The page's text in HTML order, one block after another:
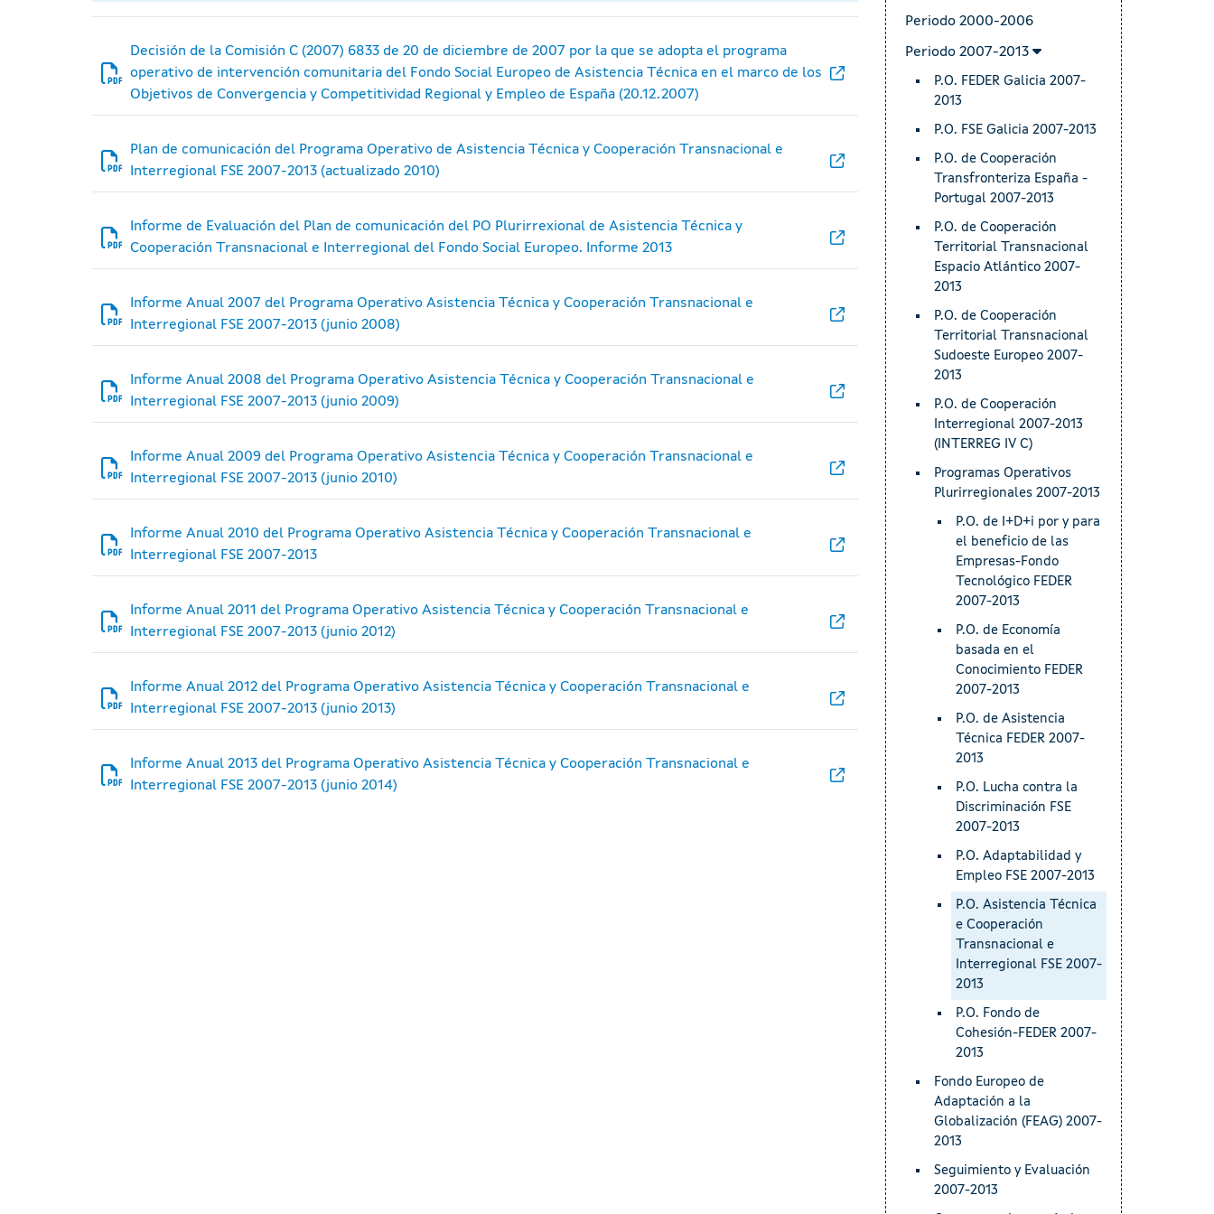
Decisión de la Comisión C (2007) 6833 de 20 de diciembre de 2007 por la que se adopta el programa
operativo de intervención comunitaria del Fondo Social Europeo de Asistencia Técnica en el marco de los
Objetivos de Convergencia y Competitividad Regional y Empleo de España (20.12.2007)
Plan de comunicación del Programa Operativo de Asistencia Técnica y Cooperación Transnacional e
Interregional FSE 2007-2013 (actualizado 2010)
Informe de Evaluación del Plan de comunicación del PO Plurirrexional de Asistencia Técnica y
Cooperación Transnacional e Interregional del Fondo Social Europeo. Informe 2013
Informe Anual 2007 del Programa Operativo Asistencia Técnica y Cooperación Transnacional e
Interregional FSE 2007-2013 (junio 2008)
Informe Anual 2008 del Programa Operativo Asistencia Técnica y Cooperación Transnacional e
Interregional FSE 2007-2013 (junio 2009)
Informe Anual 2009 del Programa Operativo Asistencia Técnica y Cooperación Transnacional e
Interregional FSE 2007-2013 (junio 2010)
Informe Anual 2010 del Programa Operativo Asistencia Técnica y Cooperación Transnacional e
Interregional FSE 2007-2013
Informe Anual 2011 del Programa Operativo Asistencia Técnica y Cooperación Transnacional e
Interregional FSE 2007-2013 (junio 2012)
Informe Anual 2012 del Programa Operativo Asistencia Técnica y Cooperación Transnacional e
Interregional FSE 2007-2013 (junio 2013)
Informe Anual 2013 del Programa Operativo Asistencia Técnica y Cooperación Transnacional e
Interregional FSE 2007-2013 (junio 2014)
Periodo 2000-2006
Periodo 2007-2013
P.O. FEDER Galicia 2007-
2013
P.O. FSE Galicia 2007-2013
P.O. de Cooperación
Transfronteriza España -
Portugal 2007-2013
P.O. de Cooperación
Territorial Transnacional
Espacio Atlántico 2007-
2013
P.O. de Cooperación
Territorial Transnacional
Sudoeste Europeo 2007-
2013
P.O. de Cooperación
Interregional 2007-2013
(INTERREG IV C)
Programas Operativos
Plurirregionales 2007-2013
P.O. de I+D+i por y para
el beneficio de las
Empresas-Fondo
Tecnológico FEDER
2007-2013
P.O. de Economía
basada en el
Conocimiento FEDER
2007-2013
P.O. de Asistencia
Técnica FEDER 2007-
2013
P.O. Lucha contra la
Discriminación FSE
2007-2013
P.O. Adaptabilidad y
Empleo FSE 2007-2013
P.O. Asistencia Técnica
e Cooperación
Transnacional e
Interregional FSE 2007-
2013
P.O. Fondo de
Cohesión-FEDER 2007-
2013
Fondo Europeo de
Adaptación a la
Globalización (FEAG) 2007-
2013
Seguimiento y Evaluación
2007-2013